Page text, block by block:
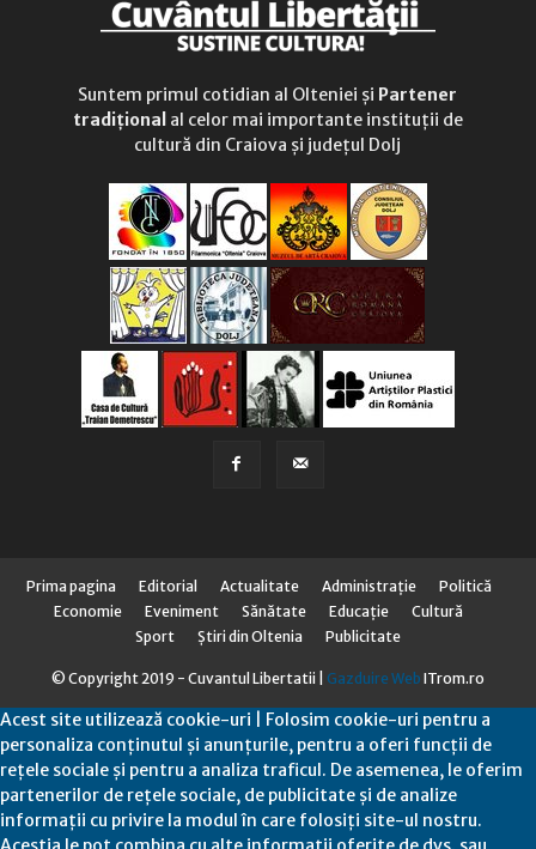
Suntem primul cotidian al Olteniei și Partener
tradițional al celor mai importante instituții de
cultură din Craiova și județul Dolj
Prima pagina Editorial Actualitate Administraţie
Politică
Economie
Eveniment Sănătate Educaţie
Cultură
Sport
Știri din Oltenia Publicitate
© Copyright 2019 - Cuvantul Libertatii | Gazduire Web ITrom.ro
Acest site utilizează cookie-uri | Folosim cookie-uri pentru a
personaliza conținutul și anunțurile, pentru a oferi funcții de
rețele sociale și pentru a analiza traficul. De asemenea, le oferim
partenerilor de rețele sociale, de publicitate și de analize
informații cu privire la modul în care folosiți site-ul nostru.